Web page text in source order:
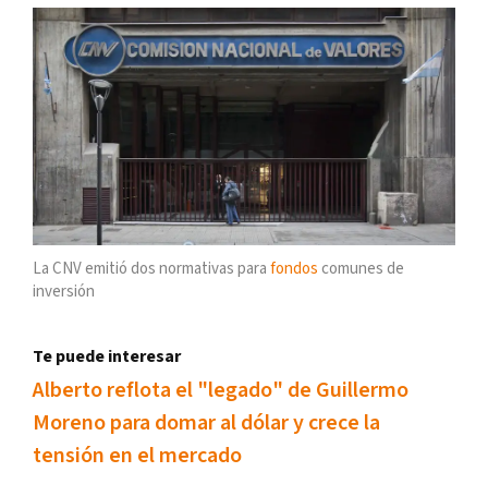
La CNV emitió dos normativas para fondos comunes de
inversión
Te puede interesar
Alberto reflota el "legado" de Guillermo
Moreno para domar al dólar y crece la
tensión en el mercado